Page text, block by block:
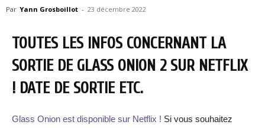
Par Yann Grosboillot - 23 décembre 2022
TOUTES LES INFOS CONCERNANT LA
SORTIE DE GLASS ONION 2 SUR NETFLIX
! DATE DE SORTIE ETC.
Glass Onion est disponible sur Netflix ! Si vous souhaitez